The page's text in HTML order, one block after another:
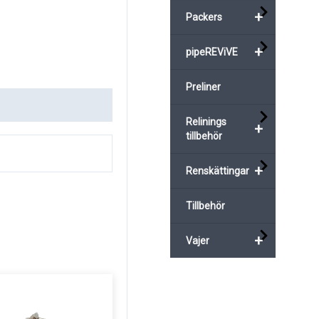
+
Packers
+
pipeREViVE
Preliner
+
Relinings
tillbehör
+
Renskättingar
Tillbehör
+
Vajer